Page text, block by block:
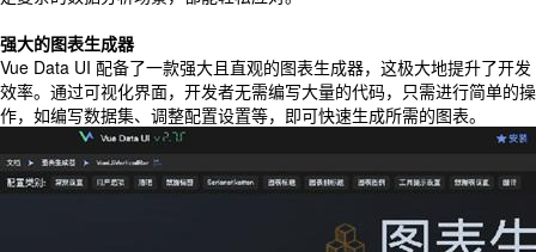
强大的图表生成器
Vue Data UI 配备了一款强大且直观的图表生成器，这极大地提升了开发
效率。通过可视化界面，开发者无需编写大量的代码，只需进行简单的操
作，如编写数据集、调整配置设置等，即可快速生成所需的图表。